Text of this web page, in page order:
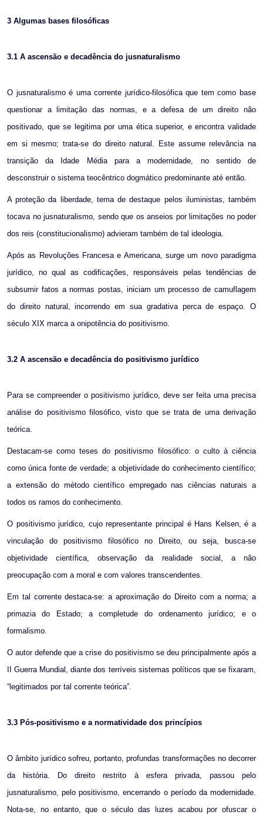
3 Algumas bases filosóficas
3.1 A ascensão e decadência do jusnaturalismo
O jusnaturalismo é uma corrente jurídico-filosófica que tem como base
questionar a limitação das normas, e a defesa de um direito não
positivado, que se legitima por uma ética superior, e encontra validade
em si mesmo; trata-se do direito natural. Este assume relevância na
transição da Idade Média para a modernidade, no sentido de
desconstruir o sistema teocêntrico dogmático predominante até então.
A proteção da liberdade, tema de destaque pelos iluministas, também
tocava no jusnaturalismo, sendo que os anseios por limitações no poder
dos reis (constitucionalismo) advieram também de tal ideologia.
Após as Revoluções Francesa e Americana, surge um novo paradigma
jurídico, no qual as codificações, responsáveis pelas tendências de
subsumir fatos a normas postas, iniciam um processo de camuflagem
do direito natural, incorrendo em sua gradativa perca de espaço. O
século XIX marca a onipotência do positivismo.
3.2 A ascensão e decadência do positivismo jurídico
Para se compreender o positivismo jurídico, deve ser feita uma precisa
análise do positivismo filosófico, visto que se trata de uma derivação
teórica.
Destacam-se como teses do positivismo filosófico: o culto à ciência
como única fonte de verdade; a objetividade do conhecimento científico;
a extensão do método científico empregado nas ciências naturais a
todos os ramos do conhecimento.
O positivismo jurídico, cujo representante principal é Hans Kelsen, é a
vinculação do positivismo filosófico no Direito, ou seja, busca-se
objetividade científica, observação da realidade social, a não
preocupação com a moral e com valores transcendentes.
Em tal corrente destaca-se: a aproximação do Direito com a norma; a
primazia do Estado; a completude do ordenamento jurídico; e o
formalismo.
O autor defende que a crise do positivismo se deu principalmente após a
II Guerra Mundial, diante dos terríveis sistemas políticos que se fixaram,
“legitimados por tal corrente teórica”.
3.3 Pós-positivismo e a normatividade dos princípios
O âmbito jurídico sofreu, portanto, profundas transformações no decorrer
da história. Do direito restrito à esfera privada, passou pelo
jusnaturalismo, pelo positivismo, encerrando o período da modernidade.
Nota-se, no entanto, que o século das luzes acabou por ofuscar o